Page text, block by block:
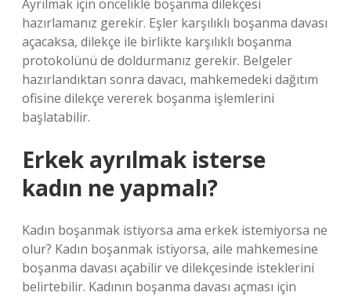
Ayrılmak için öncelikle boşanma dilekçesi
hazırlamanız gerekir. Eşler karşılıklı boşanma davası
açacaksa, dilekçe ile birlikte karşılıklı boşanma
protokolünü de doldurmanız gerekir. Belgeler
hazırlandıktan sonra davacı, mahkemedeki dağıtım
ofisine dilekçe vererek boşanma işlemlerini
başlatabilir.
Erkek ayrılmak isterse
kadın ne yapmalı?
Kadın boşanmak istiyorsa ama erkek istemiyorsa ne
olur? Kadın boşanmak istiyorsa, aile mahkemesine
boşanma davası açabilir ve dilekçesinde isteklerini
belirtebilir. Kadının boşanma davası açması için